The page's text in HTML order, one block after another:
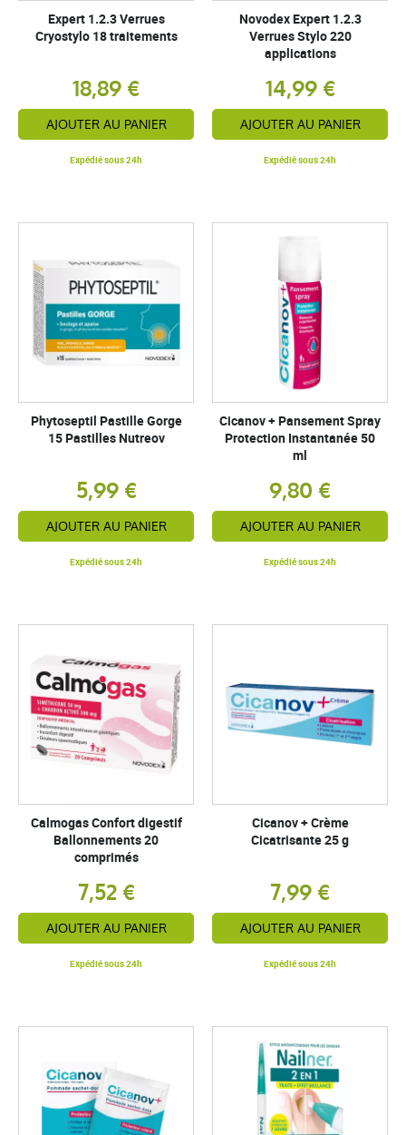
Expert 1.2.3 Verrues
Cryostylo 18 traitements
18,89 €
AJOUTER AU PANIER
Expédié sous 24h
Novodex Expert 1.2.3
Verrues Stylo 220
applications
14,99 €
AJOUTER AU PANIER
Expédié sous 24h
Phytoseptil Pastille Gorge
15 Pastilles Nutreov
5,99 €
AJOUTER AU PANIER
Expédié sous 24h
Cicanov + Pansement Spray
Protection Instantanée 50
ml
9,80 €
AJOUTER AU PANIER
Expédié sous 24h
Calmogas Confort digestif
Ballonnements 20
comprimés
7,52 €
AJOUTER AU PANIER
Expédié sous 24h
Cicanov + Crème
Cicatrisante 25 g
7,99 €
AJOUTER AU PANIER
Expédié sous 24h